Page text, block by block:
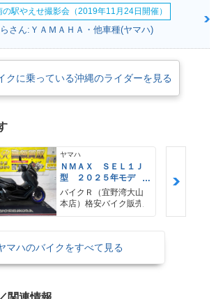
の駅やえせ撮影会（2019年11月24日開催）
さん:ＹＡＭＡＨＡ・他車種(ヤマハ)
クに乗っている沖縄のライダーを見る
ヤマハ
ＮＭＡＸ ＳＥＬ１Ｊ
型 ２０２５年モデ
ル ＡＢＳ キーレ
ス リアキャリア リ
アＢＯＸ
バイクＲ（宜野湾大山
本店）格安バイク販売
マハのバイクをすべて見る